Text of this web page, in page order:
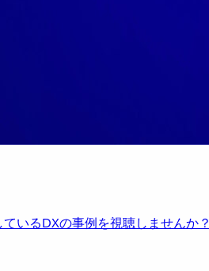
いるDXの事例を視聴しませんか？